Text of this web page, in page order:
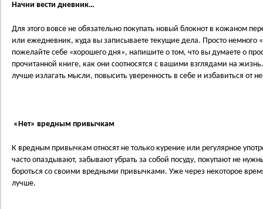
Начни вести дневник…
Для этого вовсе не обязательно покупать новый блокнот в кожаном
или ежедневник, куда вы записываете текущие дела. Просто немного
пожелайте себе «хорошего дня», напишите о том, что вы думаете о
прочитанной книге, как они соотносятся с вашими взглядами на
лучше излагать мысли, повысить уверенность в себе и избавиться от
«Нет» вредным привычкам
К вредным привычкам относят не только курение или регулярное
часто опаздывают, забывают убрать за собой посуду, покупают не
бороться со своими вредными привычками. Уже через некоторое
лучше.